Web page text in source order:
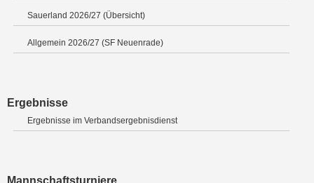
Sauerland 2026/27 (Übersicht)
Allgemein 2026/27 (SF Neuenrade)
Ergebnisse
Ergebnisse im Verbandsergebnisdienst
Mannschaftsturniere